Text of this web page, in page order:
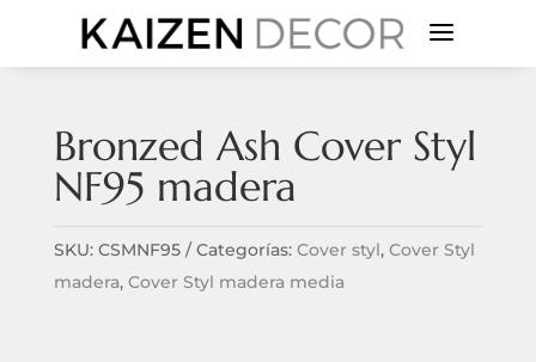
a
Bronzed Ash Cover Styl
NF95 madera
SKU: CSMNF95 Categorías: Cover styl, Cover Styl
madera, Cover Styl madera media